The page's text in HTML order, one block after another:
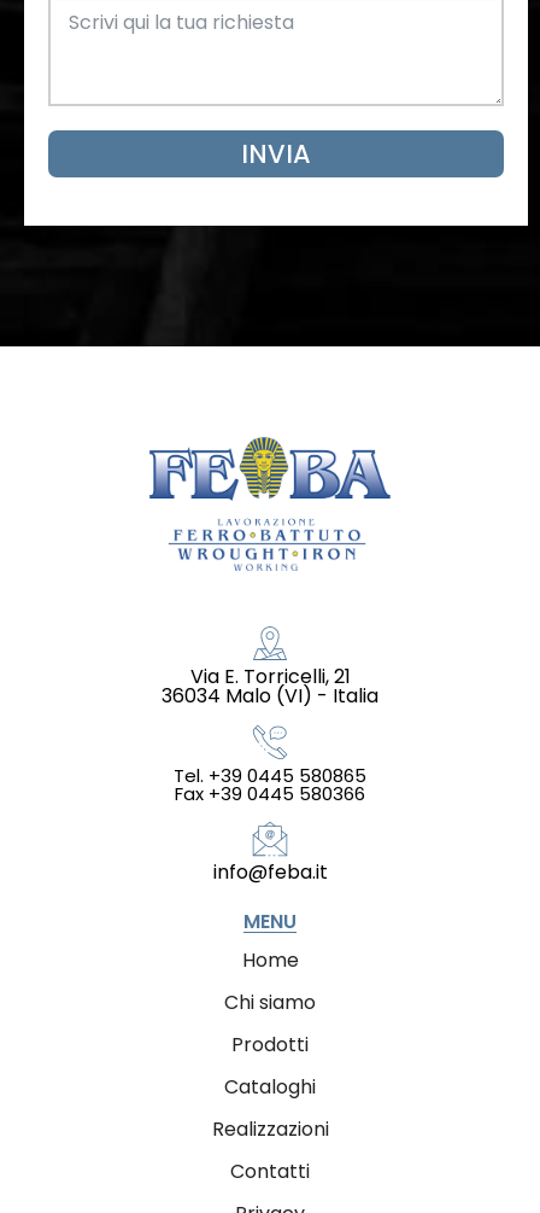
INVIA
Via E. Torricelli, 21
36034 Malo (VI) - Italia
Tel. +39 0445 580865
Fax +39 0445 580366
info@feba.it
MENU
Home
Chi siamo
Prodotti
Cataloghi
Realizzazioni
Contatti